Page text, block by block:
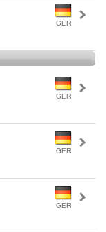
GER
GER
GER
GER